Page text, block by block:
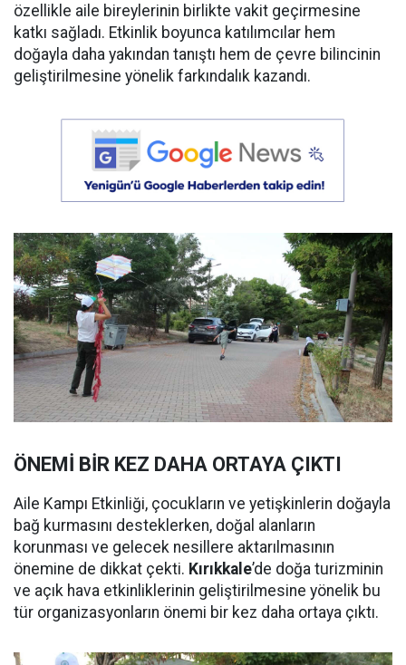
özellikle aile bireylerinin birlikte vakit geçirmesine
katkı sağladı. Etkinlik boyunca katılımcılar hem
doğayla daha yakından tanıştı hem de çevre bilincinin
geliştirilmesine yönelik farkındalık kazandı.
ÖNEMİ BİR KEZ DAHA ORTAYA ÇIKTI
Aile Kampı Etkinliği, çocukların ve yetişkinlerin doğayla
bağ kurmasını desteklerken, doğal alanların
korunması ve gelecek nesillere aktarılmasının
önemine de dikkat çekti. Kırıkkale’de doğa turizminin
ve açık hava etkinliklerinin geliştirilmesine yönelik bu
tür organizasyonların önemi bir kez daha ortaya çıktı.